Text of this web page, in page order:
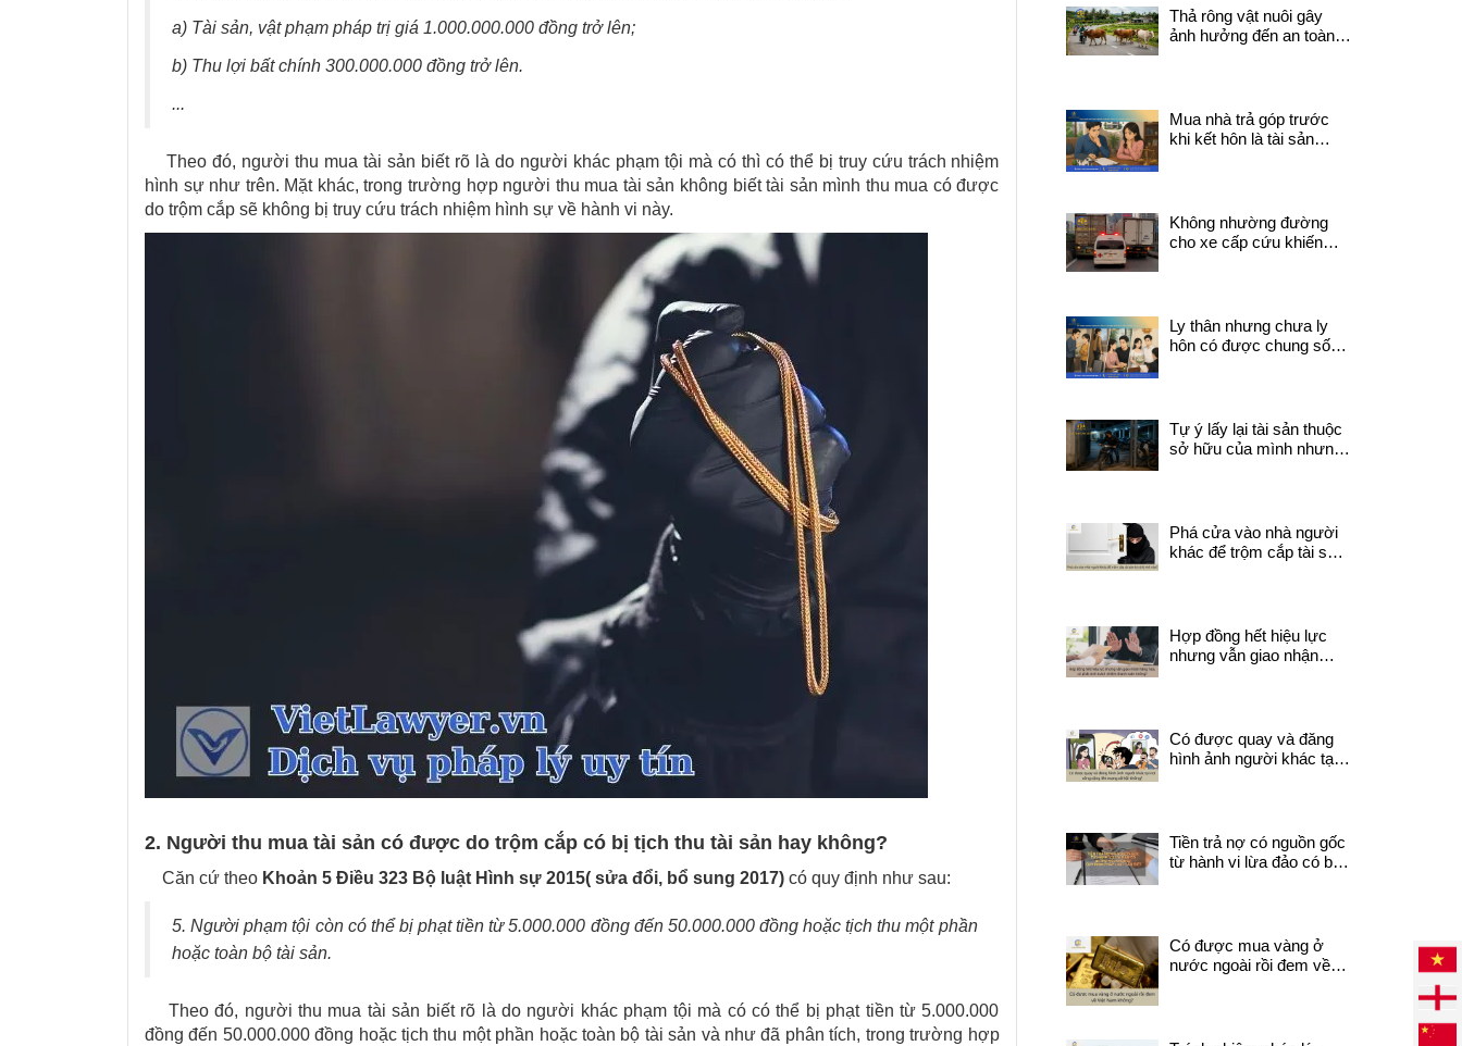
a) Tài sản, vật phạm pháp trị giá 1.000.000.000 đồng trở lên;
b) Thu lợi bất chính 300.000.000 đồng trở lên.
...
Theo đó, người thu mua tài sản biết rõ là do người khác phạm tội mà có thì có thể bị truy cứu trách nhiệm
hình sự như trên. Mặt khác, trong trường hợp người thu mua tài sản không biết tài sản mình thu mua có được
do trộm cắp sẽ không bị truy cứu trách nhiệm hình sự về hành vi này.
2. Người thu mua tài sản có được do trộm cắp có bị tịch thu tài sản hay không?
Căn cứ theo Khoản 5 Điều 323 Bộ luật Hình sự 2015( sửa đổi, bổ sung 2017) có quy định như sau:
5. Người phạm tội còn có thể bị phạt tiền từ 5.000.000 đồng đến 50.000.000 đồng hoặc tịch thu một phần
hoặc toàn bộ tài sản.
Theo đó, người thu mua tài sản biết rõ là do người khác phạm tội mà có có thể bị phạt tiền từ 5.000.000
đồng đến 50.000.000 đồng hoặc tịch thu một phần hoặc toàn bộ tài sản và như đã phân tích, trong trường hợp
Thả rông vật nuôi gây
ảnh hưởng đến an toàn
Mua nhà trả góp trước
khi kết hôn là tài sản
Không nhường đường
cho xe cấp cứu khiến
như thế nào?
Ly thân nhưng chưa ly
hôn có được chung sống
Tự ý lấy lại tài sản thuộc
sở hữu của mình nhưng
Phá cửa vào nhà người
khác để trộm cắp tài sản
Hợp đồng hết hiệu lực
nhưng vẫn giao nhận
Có được quay và đăng
hình ảnh người khác tại
Tiền trả nợ có nguồn gốc
từ hành vi lừa đảo có bị
Có được mua vàng ở
nước ngoài rồi đem về